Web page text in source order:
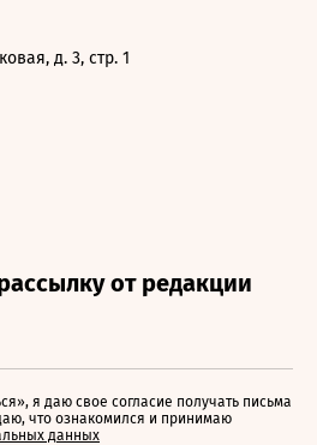
д. 3, стр. 1
я даю свое согласие получать письма
что ознакомился и принимаю
данных